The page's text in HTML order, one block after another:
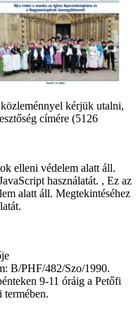
kérjük utalni,
címére (5126
elleni védelem alatt áll.
használatát. , Ez az
alatt áll. Megtekintéséhez
B/PHF/482/Szo/1990.
9-11 óráig a Petőfi